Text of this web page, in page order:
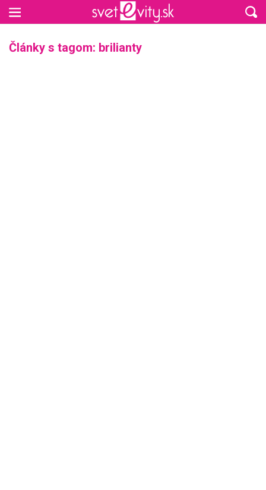
Články s tagom: brilianty